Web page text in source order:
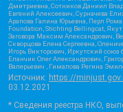
Дмитриевна, Сотников Даниил
Евгений Алексеевич, Сурначева
Арапова Галина Юрьевна, Перл
Foundation, Stichting Bellingcat,
Заговора Максим Александрович,
Скворцова Елена Сергеевна,
Игорь Викторович, Иркутский
Еланчик Олег Александрович,
Валерьевич , Гималова Регина
Источник: https://
03.12.2021
* Сведения реестра НКО,